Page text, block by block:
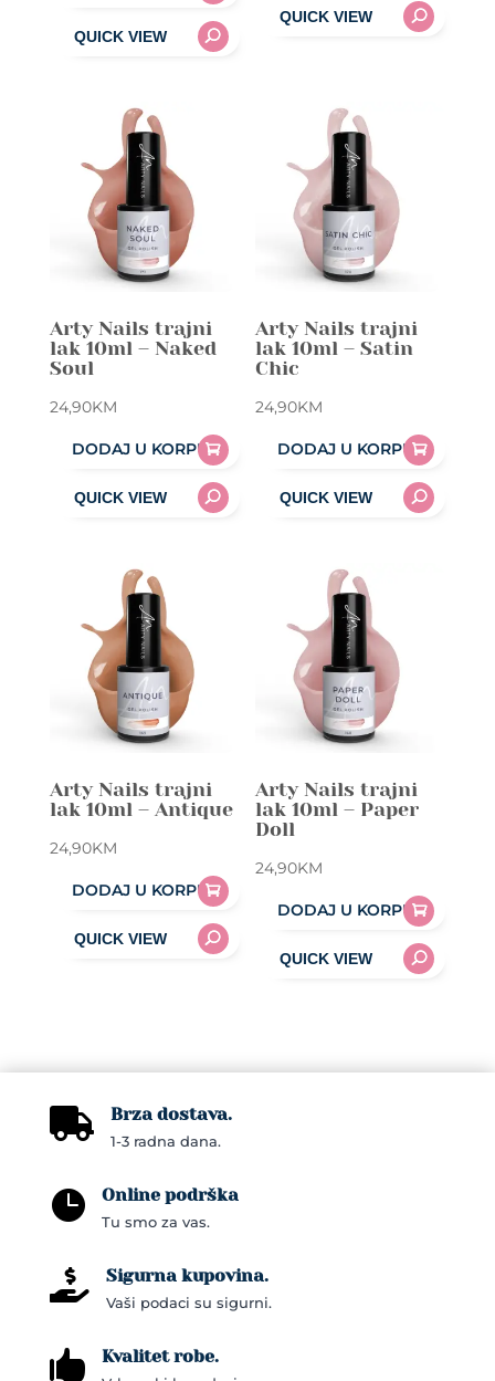
Arty Nails trajni
lak 10ml – Naked
Soul
24,90KM
DODAJ U KORPU
Arty Nails trajni
lak 10ml – Satin
Chic
24,90KM
DODAJ U KORPU
Arty Nails trajni
lak 10ml – Antique
24,90KM
DODAJ U KORPU
Arty Nails trajni
lak 10ml – Paper
Doll
24,90KM
DODAJ U KORPU
 Brza dostava.
1-3 radna dana.
 Online podrška
Tu smo za vas.
 Sigurna kupovina.
Vaši podaci su sigurni.
 Kvalitet robe.